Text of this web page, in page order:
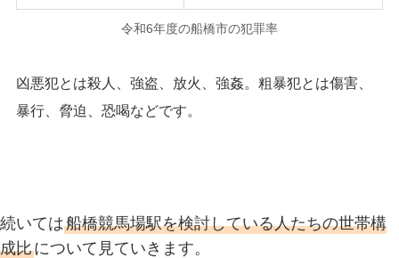
令和6年度の船橋市の犯罪率
凶悪犯とは殺人、強盗、放火、強姦。粗暴犯とは傷害、
暴行、脅迫、恐喝などです。
続いては船橋競馬場駅を検討している人たちの世帯構
成比について見ていきます。